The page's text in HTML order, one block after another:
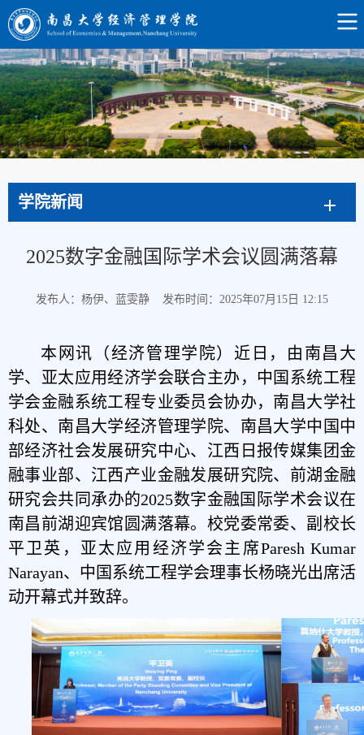
学院新闻
2025数字金融国际学术会议圆满落幕
发布人：杨伊、蓝雯静 发布时间：2025年07月15日 12:15
本网讯（经济管理学院）近日，由南昌大
学、亚太应用经济学会联合主办，中国系统工程
学会金融系统工程专业委员会协办，南昌大学社
科处、南昌大学经济管理学院、南昌大学中国中
部经济社会发展研究中心、江西日报传媒集团金
融事业部、江西产业金融发展研究院、前湖金融
研究会共同承办的2025数字金融国际学术会议在
南昌前湖迎宾馆圆满落幕。校党委常委、副校长
平卫英，亚太应用经济学会主席Paresh Kumar
Narayan、中国系统工程学会理事长杨晓光出席活
动开幕式并致辞。